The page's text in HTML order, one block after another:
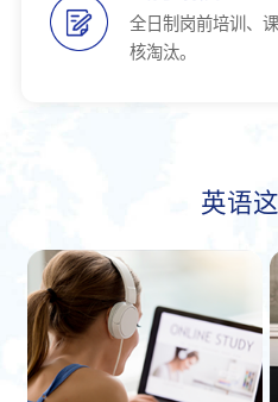
全日制岗前培训、
核淘汰。
英语